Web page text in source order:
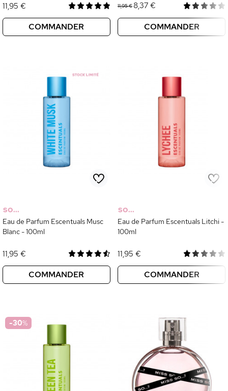
11,95 €
COMMANDER
11,95 € 8,37 €
COMMANDER
SO...
Eau de Parfum Escentuals Musc
Blanc - 100ml
11,95 €
COMMANDER
SO...
Eau de Parfum Escentuals Litchi -
100ml
11,95 €
COMMANDER
-30%